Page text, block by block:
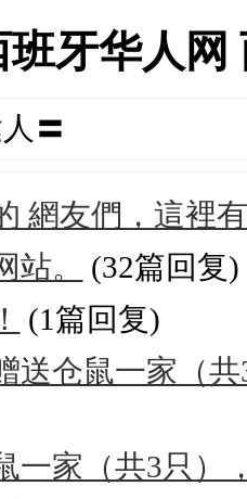
班牙华人网
〓
網友們，這裡
。
(32篇回复)
(1篇回复)
送仓鼠一家（
一家（共3只）